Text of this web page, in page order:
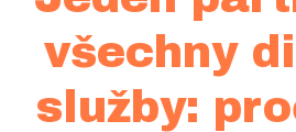
všechny
služby: